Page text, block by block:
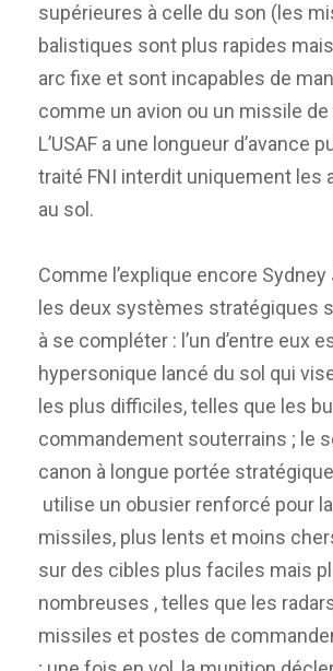
supérieures à celle du son (les
balistiques sont plus rapides
arc fixe et sont incapables de
comme un avion ou un missile
L’USAF a une longueur d’avance
traité FNI interdit uniquement les
au sol.
Comme l’explique encore Sydney
les deux systèmes stratégiques
à se compléter : l’un d’entre eux
hypersonique lancé du sol qui
les plus difficiles, telles que les
commandement souterrains ; le
canon à longue portée
utilise un obusier renforcé pour
missiles, plus lents et moins
sur des cibles plus faciles mais
nombreuses , telles que les
missiles et postes de